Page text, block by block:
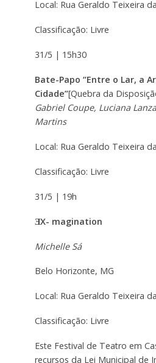
Local: Rua Geraldo Teixeira
Classificação: Livre
31/5 | 15h30
Bate-Papo “Entre o Lar, a
Cidade”[Quebra da
Gabriel Coupe, Luciana
Martins
Local: Rua Geraldo Teixeira
Classificação: Livre
31/5 | 19h
ƎX- magination
Michelle Sá
Belo Horizonte, MG
Local: Rua Geraldo Teixeira
Classificação: Livre
Este Festival de Teatro em
recursos da Lei Municipal de